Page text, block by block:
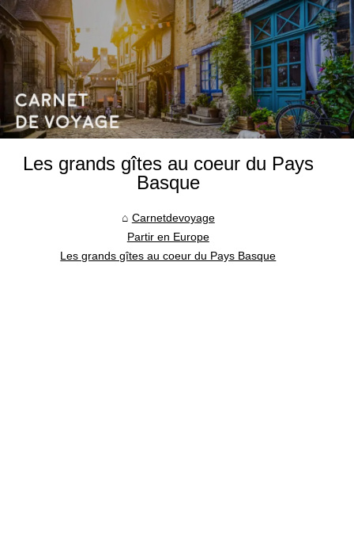
Les grands gîtes au coeur du Pays
Basque
Carnetdevoyage
Partir en Europe
Les grands gîtes au coeur du Pays Basque